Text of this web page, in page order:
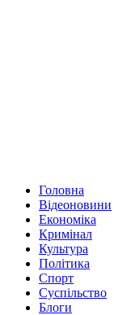
Головна
Відеоновини
Економіка
Кримінал
Культура
Політика
Спорт
Суспільство
Блоги